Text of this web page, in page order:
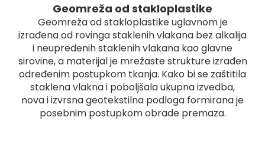
Geomreža od stakloplastike
Geomreža od stakloplastike uglavnom je
izrađena od rovinga staklenih vlakana bez alkalija
i neupredenih staklenih vlakana kao glavne
sirovine, a materijal je mrežaste strukture izrađen
određenim postupkom tkanja. Kako bi se zaštitila
staklena vlakna i poboljšala ukupna izvedba,
nova i izvrsna geotekstilna podloga formirana je
posebnim postupkom obrade premaza.